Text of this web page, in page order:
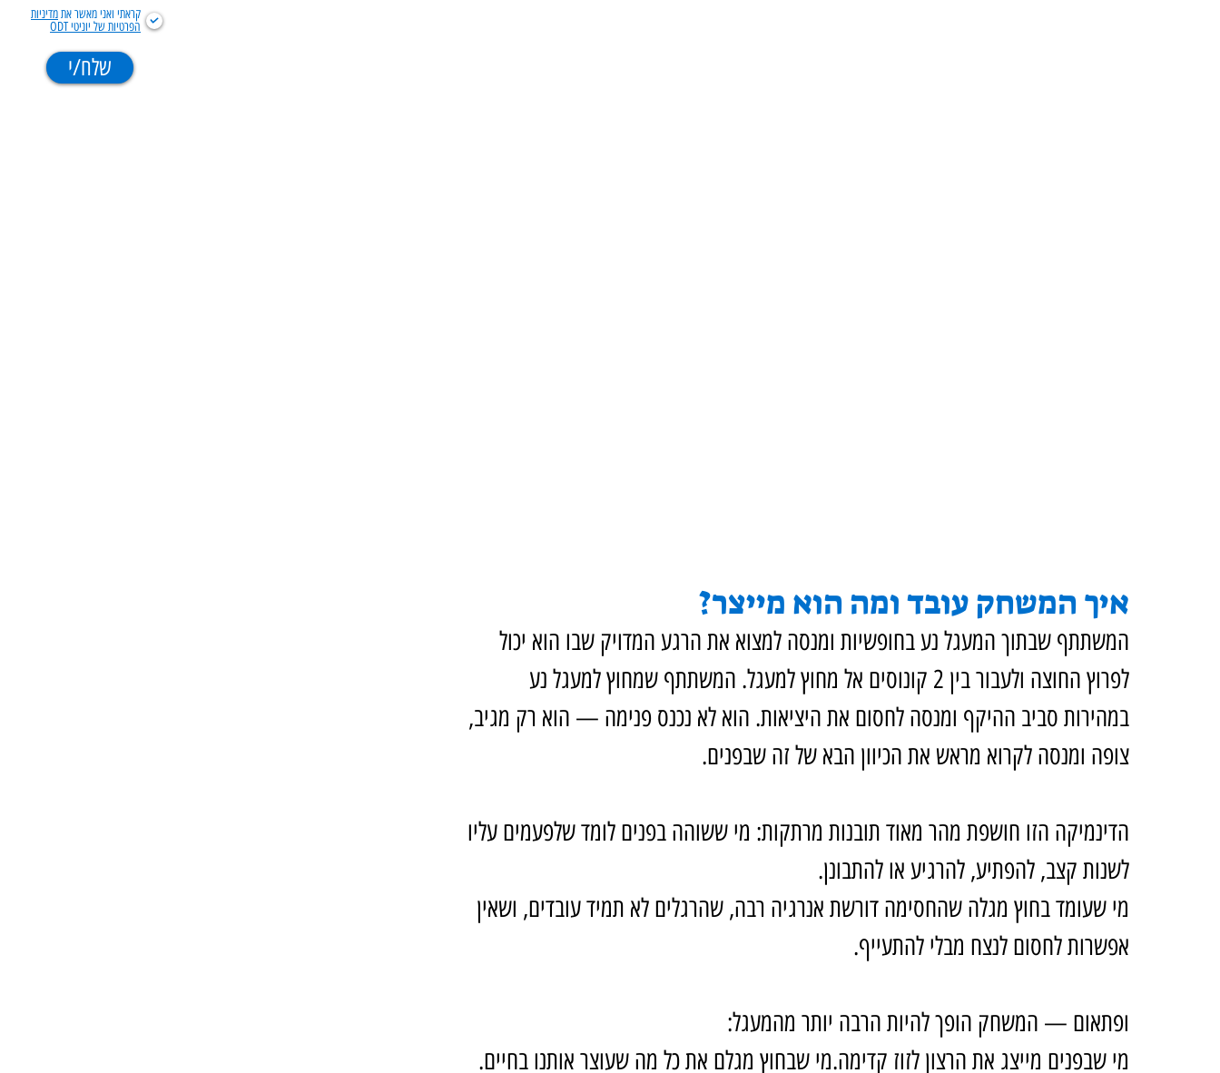
קראתי ואני מאשר אתמדיניות
הפרטיות של יוניטי ODT
שלח/י
איך המשחק עובד ומה הוא מייצר?
המשתתף שבתוך המעגל נע בחופשיות ומנסה למצוא את הרגע המדויק שבו הוא יכול
לפרוץ החוצה ולעבור בין 2 קונוסים אל מחוץ למעגל. המשתתף שמחוץ למעגל נע
במהירות סביב ההיקף ומנסה לחסום את היציאות. הוא לא נכנס פנימה — הוא רק מגיב,
צופה ומנסה לקרוא מראש את הכיוון הבא של זה שבפנים.
הדינמיקה הזו חושפת מהר מאוד תובנות מרתקות: מי ששוהה בפנים לומד שלפעמים עליו
לשנות קצב, להפתיע, להרגיע או להתבונן.
מי שעומד בחוץ מגלה שהחסימה דורשת אנרגיה רבה, שהרגלים לא תמיד עובדים, ושאין
אפשרות לחסום לנצח מבלי להתעייף.
ופתאום — המשחק הופך להיות הרבה יותר מהמעגל:
מי שבפנים מייצג את הרצון לזוז קדימה.מי שבחוץ מגלם את כל מה שעוצר אותנו בחיים.